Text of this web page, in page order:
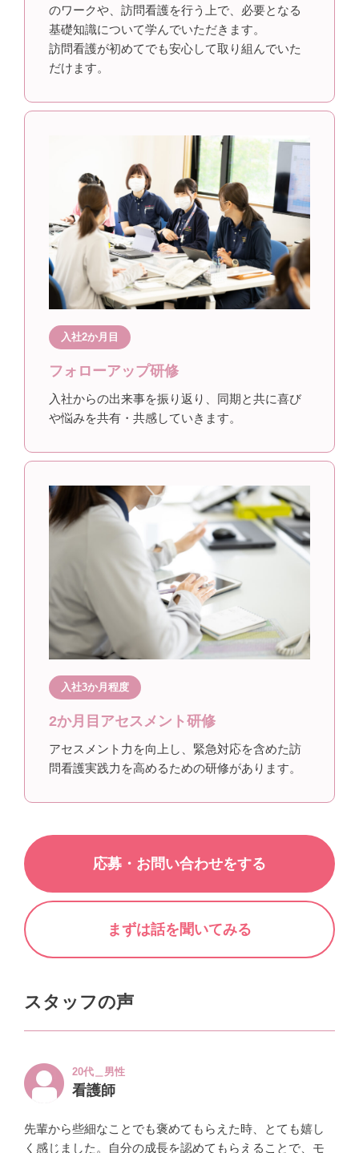
のワークや、訪問看護を行う上で、必要となる
基礎知識について学んでいただきます。
訪問看護が初めてでも安心して取り組んでいた
だけます。
入社2か月目
フォローアップ研修
入社からの出来事を振り返り、同期と共に喜び
や悩みを共有・共感していきます。
入社3か月程度
2か月目アセスメント研修
アセスメント力を向上し、緊急対応を含めた訪
問看護実践力を高めるための研修があります。
応募・お問い合わせをする
まずは話を聞いてみる
スタッフの声
20代＿男性
看護師
先輩から些細なことでも褒めてもらえた時、とても嬉し
く感じました。自分の成長を認めてもらえることで、モ